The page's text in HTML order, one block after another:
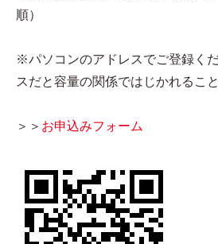
順）
※パソコンのアドレスでご登録く
スだと容量の関係ではじかれるこ
＞＞ お申込みフォーム​